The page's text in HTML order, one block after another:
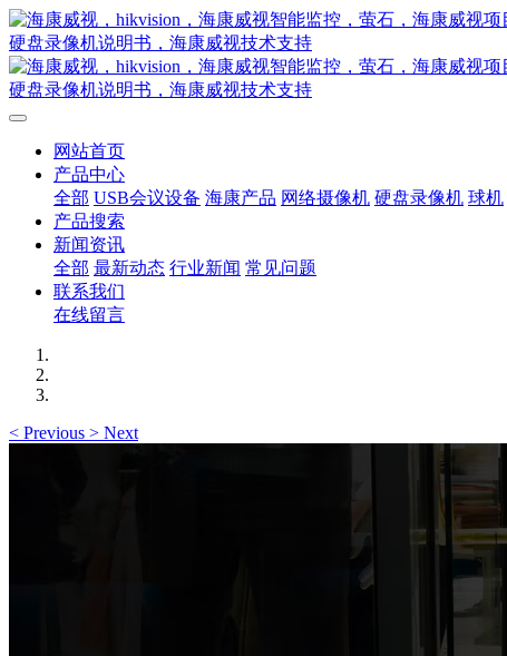
网站首页
产品中心
全部 USB会议设备 海康产品 网络摄像机 硬盘录像机 球机
产品搜索
新闻资讯
全部 最新动态 行业新闻 常见问题
联系我们
在线留言
< Previous > Next